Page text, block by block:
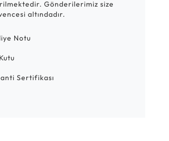
Gönderilerimiz size
altındadır.
Notu
Sertifikası